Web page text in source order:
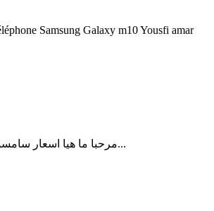
Samsung Galaxy m10 Yousfi amar
مرحبا ما هيا اسعار سامسونج نوت 10 برو...